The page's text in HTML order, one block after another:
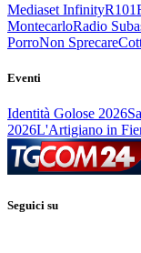
Mediaset InfinityR101
MontecarloRadio
PorroNon Sprecare
Eventi
Identità Golose 2026
2026L'Artigiano in
Seguici su